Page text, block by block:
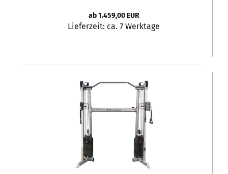
ab 1.459,00 EUR
Lieferzeit: ca. 7 Werktage